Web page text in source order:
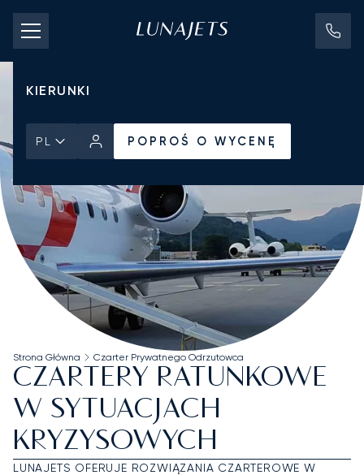
KOSZTY CZARTERU
PRYWATNE ODRZUTOWCE
KIERUNKI
PL POPROŚ O WYCENĘ
Strona Główna Czarter Prywatnego Odrzutowca
CZARTERY RATUNKOWE
W SYTUACJACH
KRYZYSOWYCH
LUNAJETS OFERUJE ROZWIĄZANIA CZARTEROWE W